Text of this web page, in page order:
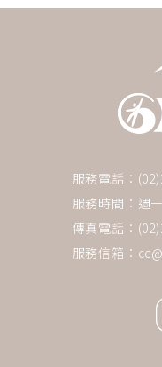
服務電話：
服務時間：週
傳真電話：
服務信箱：